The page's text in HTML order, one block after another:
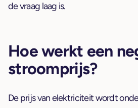
de vraag laag is.
Hoe werkt een
stroomprijs?
De prijs van elektriciteit wordt